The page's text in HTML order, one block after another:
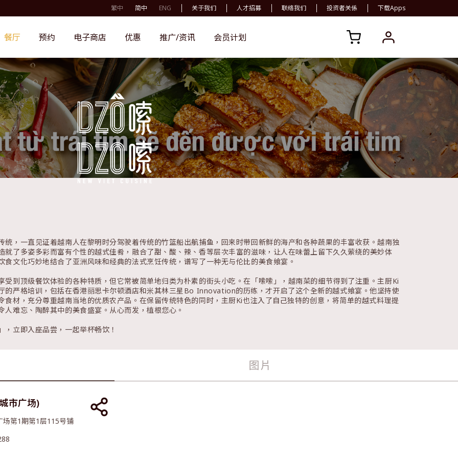
繁中 简中 ENG 关于我们 人才招募 联络我们 投资者关係 下载Apps
餐厅 预约 电子商店 优惠 推广/资讯 会员计划
统，一直见证着越南人在黎明时分驾驶着传统的竹篮船出航捕鱼，回来时带回新鲜的海产和各种蔬果的丰富收获。越南独
就了多姿多彩而富有个性的越式佳肴，融合了甜、酸、辣、香等层次丰富的滋味，让人在味蕾上留下久久萦绕的美妙体
食文化巧妙地结合了亚洲风味和经典的法式烹饪传统，谱写了一种无与伦比的美食飨宴。
受到顶级餐饮体验的各种特质，但它常被简单地归类为朴素的街头小吃。在「嗦嗦」，越南菜的细节得到了注重。主厨Ki
的严格培训，包括在香港丽思卡尔顿酒店和米其林三星Bo Innovation的历练，才开启了这个全新的越式飨宴。他坚持使
食材，充分尊重越南当地的优质农产品。在保留传统特色的同时，主厨Ki也注入了自己独特的创意，将简单的越式料理提
人难忘、陶醉其中的美食盛宴。从心而发，植根您心。
，立即入座品尝，一起举杯畅饮！
图片
市广场)
场第1期第1层115号铺